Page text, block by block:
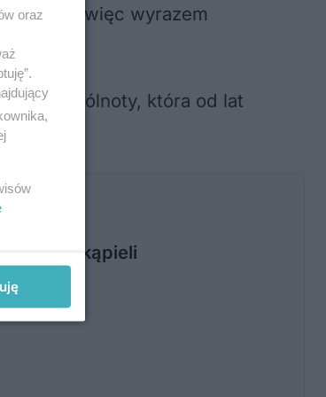
ma być więc wyrazem
dla wspólnoty, która od lat
zakaz kąpieli
oraz